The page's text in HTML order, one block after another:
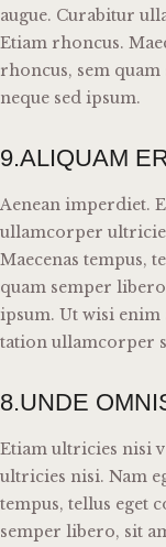
augue. Curabitur
Etiam rhoncus.
rhoncus, sem
neque sed ipsum.
9.ALIQUAM
Aenean imperdiet.
ullamcorper
Maecenas tempus,
quam semper
ipsum. Ut wisi
tation ullamcorper
8.UNDE
Etiam ultricies nisi
ultricies nisi. Nam
tempus, tellus eget
semper libero, sit